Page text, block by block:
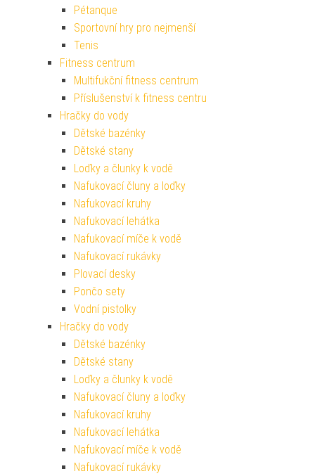
Pétanque
Sportovní hry pro nejmenší
Tenis
Fitness centrum
Multifukční fitness centrum
Příslušenství k fitness centru
Hračky do vody
Dětské bazénky
Dětské stany
Loďky a člunky k vodě
Nafukovací čluny a loďky
Nafukovací kruhy
Nafukovací lehátka
Nafukovací míče k vodě
Nafukovací rukávky
Plovací desky
Pončo sety
Vodní pistolky
Hračky do vody
Dětské bazénky
Dětské stany
Loďky a člunky k vodě
Nafukovací čluny a loďky
Nafukovací kruhy
Nafukovací lehátka
Nafukovací míče k vodě
Nafukovací rukávky